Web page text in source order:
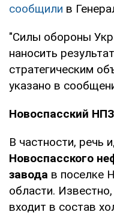
сообщили в
"Силы обороны
наносить
стратегическим
указано в
Новоспасский НПЗ
В частности, речь
Новоспасского
завода в поселке
области.
входит в состав